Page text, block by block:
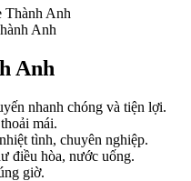
Anh
Anh
nhanh chóng và tiện lợi.
mái.
tình, chuyên nghiệp.
điều hòa, nước uống.
giờ.